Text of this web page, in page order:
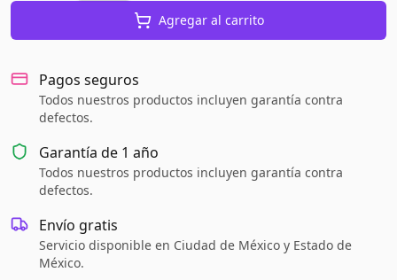
Agregar al carrito
Pagos seguros
Todos nuestros productos incluyen garantía contra
defectos.
Garantía de 1 año
Todos nuestros productos incluyen garantía contra
defectos.
Envío gratis
Servicio disponible en Ciudad de México y Estado de
México.